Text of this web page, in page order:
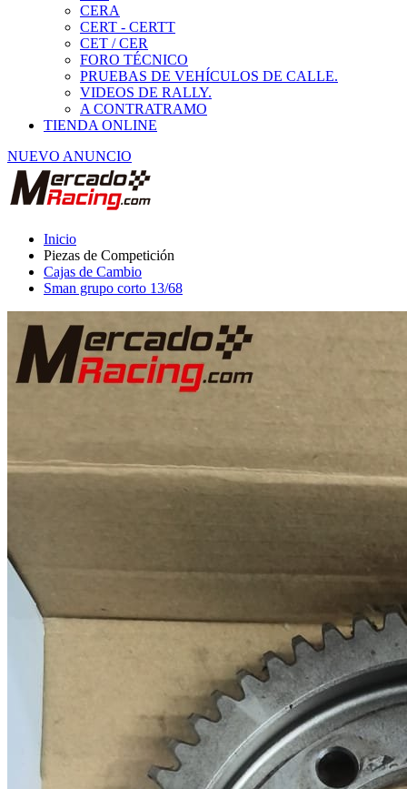
CERT - CERTT
CET / CER
FORO TÉCNICO
PRUEBAS DE VEHÍCULOS DE CALLE.
VIDEOS DE RALLY.
A CONTRATRAMO
TIENDA ONLINE
NUEVO ANUNCIO
Piezas de Competición
Cajas de Cambio
Sman grupo corto 13/68